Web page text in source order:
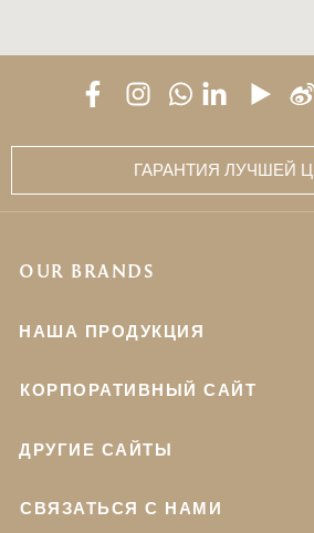
ГАРАНТИЯ ЛУЧШЕЙ
OUR BRANDS
НАША ПРОДУКЦИЯ
КОРПОРАТИВНЫЙ САЙТ
ДРУГИЕ САЙТЫ
СВЯЗАТЬСЯ С НАМИ